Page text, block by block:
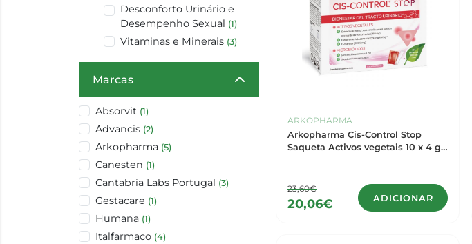
Desconforto Urinário e
Desempenho Sexual (1)
Vitaminas e Minerais (3)
Marcas
Absorvit (1)
Advancis (2)
Arkopharma (5)
Canesten (1)
Cantabria Labs Portugal (3)
Gestacare (1)
Humana (1)
Italfarmaco (4)
ARKOPHARMA
Arkopharma Cis-Control Stop
Saqueta Activos vegetais 10 x 4 g
23,60€
20,06€ ADICIONAR